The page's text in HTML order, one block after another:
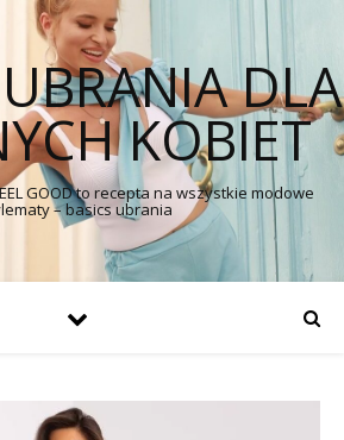
DLA
KOBIET
GOOD to recepta na wszystkie modowe
– basics ubrania